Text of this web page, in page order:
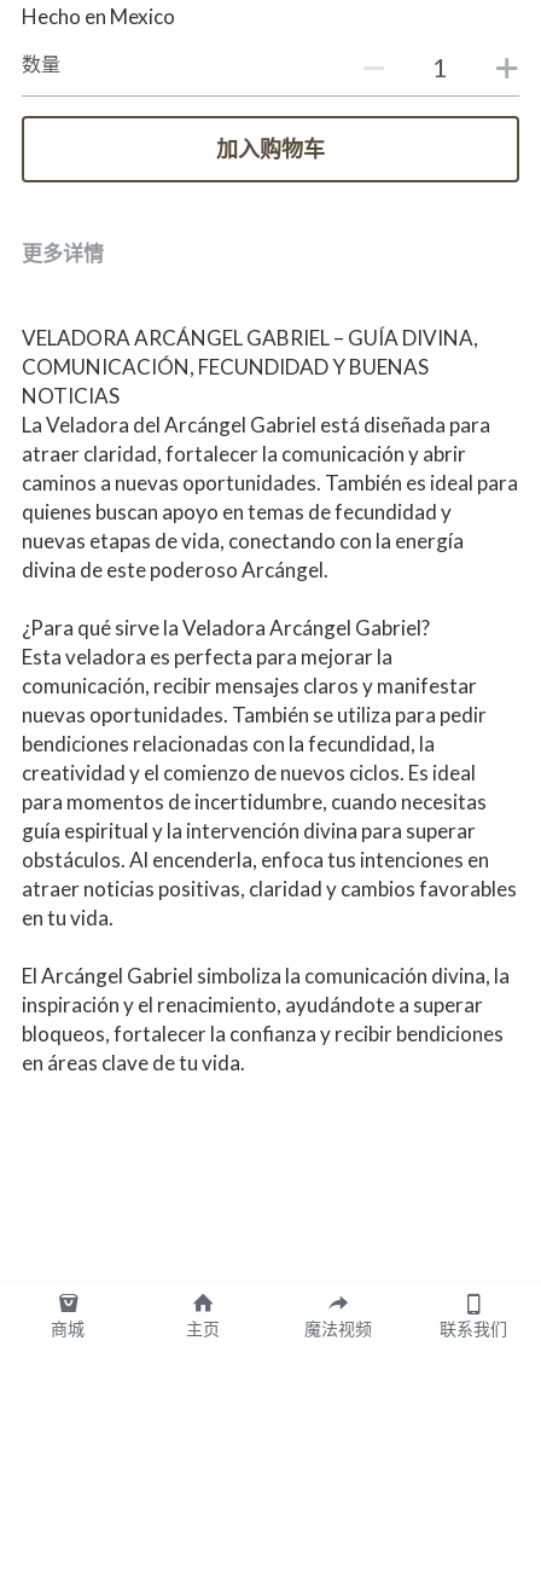
Hecho en Mexico
数量
加入购物车
更多详情
VELADORA ARCÁNGEL GABRIEL – GUÍA DIVINA,
COMUNICACIÓN, FECUNDIDAD Y BUENAS
NOTICIAS
La Veladora del Arcángel Gabriel está diseñada para
atraer claridad, fortalecer la comunicación y abrir
caminos a nuevas oportunidades. También es ideal para
quienes buscan apoyo en temas de fecundidad y
nuevas etapas de vida, conectando con la energía
divina de este poderoso Arcángel.
¿Para qué sirve la Veladora Arcángel Gabriel?
Esta veladora es perfecta para mejorar la
comunicación, recibir mensajes claros y manifestar
nuevas oportunidades. También se utiliza para pedir
bendiciones relacionadas con la fecundidad, la
creatividad y el comienzo de nuevos ciclos. Es ideal
para momentos de incertidumbre, cuando necesitas
guía espiritual y la intervención divina para superar
obstáculos. Al encenderla, enfoca tus intenciones en
atraer noticias positivas, claridad y cambios favorables
en tu vida.
El Arcángel Gabriel simboliza la comunicación divina, la
inspiración y el renacimiento, ayudándote a superar
bloqueos, fortalecer la confianza y recibir bendiciones
en áreas clave de tu vida.
商城 主页 魔法视频 联系我们